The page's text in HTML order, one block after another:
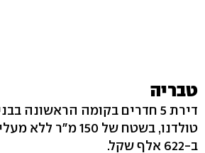
טבריה
דירת 5 חדרים בקומה הראשונה
טולדנו, בשטח של 150
ב-622 אלף שקל.